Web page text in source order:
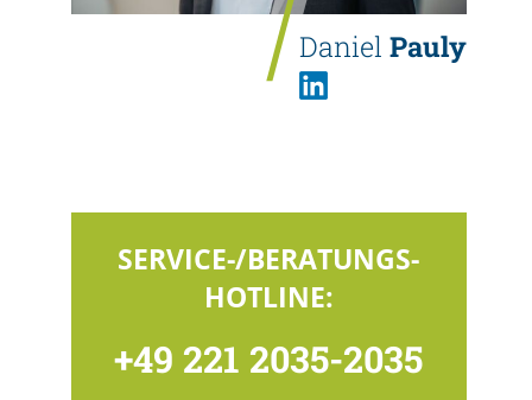
DanielPauly
SERVICE-/BERATUNGS-
HOTLINE:
+49 221 2035-2035